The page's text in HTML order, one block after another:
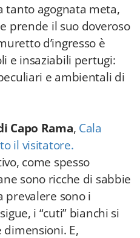
tanto agognata meta,
prende il suo doveroso
d’ingresso è
e insaziabili pertugi:
e ambientali di
Capo Rama, Cala
il visitatore.
come spesso
sono ricche di sabbie
prevalere sono i
i “cuti” bianchi si
E,